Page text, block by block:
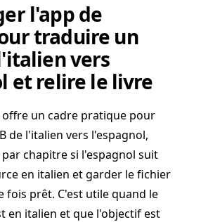
l'app de
traduire un
vers
et relire le livre
offre un cadre pratique pour
de l'italien vers l'espagnol,
chapitre si l'espagnol suit
en italien et garder le fichier
fois prêt. C'est utile quand le
en italien et que l'objectif est